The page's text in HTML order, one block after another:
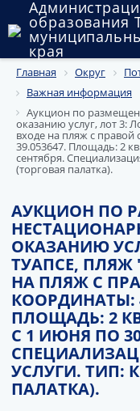
образования
края
Округ
Администрация
Муниципальные
Муниципальное
Публичные
Документы
Главная Округ
Важная информация
Аукцион по
оказанию услуг, лот 3:
входе на пляж с правой
39.053647. Площадь: 2
сентября.
(торговая палатка).
АУКЦИОН ПО
ОКАЗАНИЮ
ТУАПСЕ, ПЛЯЖ
НА ПЛЯЖ С
КООРДИНАТЫ:
ПЛОЩАДЬ: 2
С 1 ИЮНЯ ПО
УСЛУГИ. ТИП:
ПАЛАТКА).